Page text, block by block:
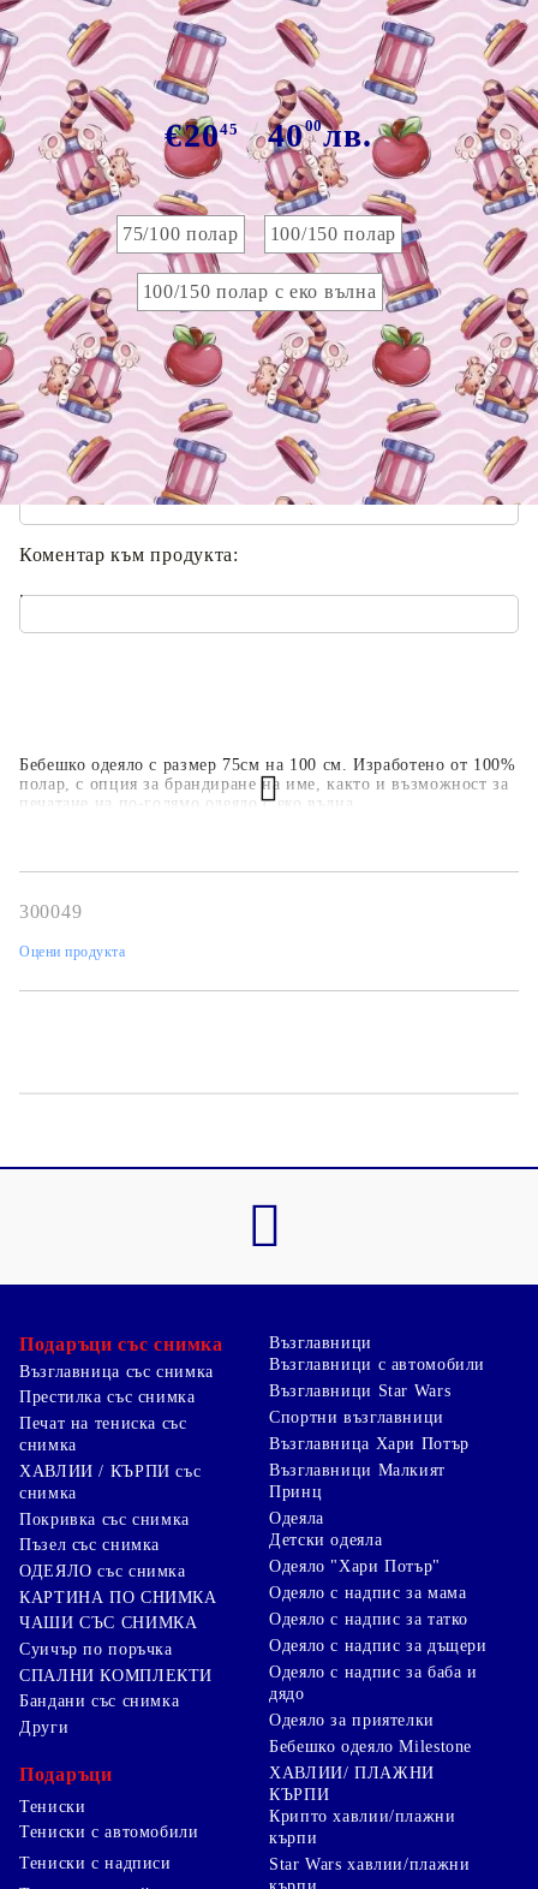
Бебешко одеяло Тигри с име
75/100см
€2045 4000лв.
Бебешко одеяло с размер 75см на 100 см. Изработено от 100%
полар, с опция за брандиране на име, както и възможност за
печатане на по-голямо одеяло с еко вълна
Размер на одеяло 75/100см:
75/100 полар 100/150 полар
100/150 полар с еко вълна
Опция брандиране с вашето име :
Вашето име :
.
Коментар към продукта:
.
300049
Оцени продукта
Подаръци със снимка
Възглавница със снимка
Престилка със снимка
Печат на тениска със
снимка
ХАВЛИИ / КЪРПИ със
снимка
Покривка със снимка
Пъзел със снимка
ОДЕЯЛО със снимка
КАРТИНА ПО СНИМКА
ЧАШИ СЪС СНИМКА
Суичър по поръчка
СПАЛНИ КОМПЛЕКТИ
Бандани със снимка
Други
Подаръци
Тениски
Тениски с автомобили
Тениски с надписи
Възглавници
Възглавници с автомобили
Възглавници Star Wars
Спортни възглавници
Възглавница Хари Потър
Възглавници Малкият
Принц
Одеяла
Детски одеяла
Одеяло "Хари Потър"
Одеяло с надпис за мама
Одеяло с надпис за татко
Одеяло с надпис за дъщери
Одеяло с надпис за баба и
дядо
Одеяло за приятелки
Бебешко одеяло Milestone
ХАВЛИИ/ ПЛАЖНИ
КЪРПИ
Крипто хавлии/плажни
кърпи
Star Wars хавлии/плажни